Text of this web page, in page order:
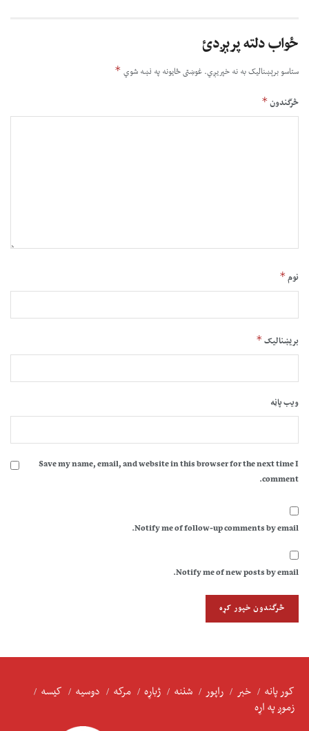
ځواب دلته پرېږدئ
ستاسو برېښناليک به نه خپريږي.غوښتى ځایونه په نښه شوي *
څرگندون*
نوم*
بریښنالیک*
ویب پاڼه
Save my name, email, and website in this browser for the next time I
comment.
Notify me of follow-up comments by email.
Notify me of new posts by email.
کور پانه خبر راپور شننه ژباړه مرکه دوسیه
کیسه
زموږ په اړه